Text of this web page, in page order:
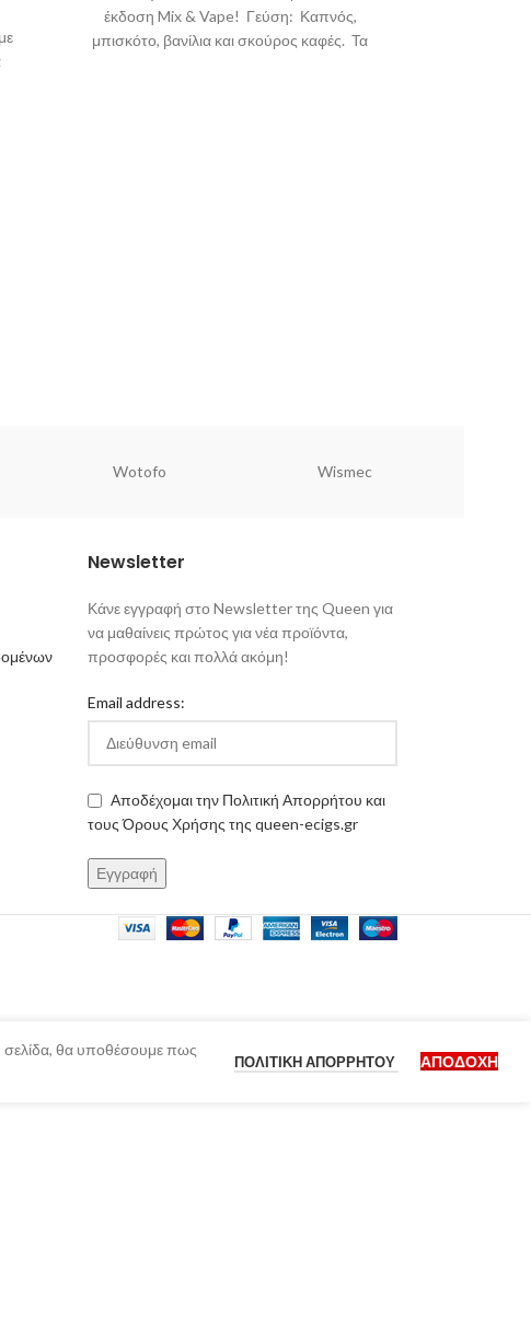
έκδοση Mix & Vape! Γεύση: Καπνός,
μπισκότο, βανίλια και σκούρος καφές. Τα
Wotofo Wismec
Newsletter
Κάνε εγγραφή στο Newsletter της Queen για
να μαθαίνεις πρώτος για νέα προϊόντα,
προσφορές και πολλά ακόμη!
Email address:
Αποδέχομαι την Πολιτική Απορρήτου και
τους Όρους Χρήσης της queen-ecigs.gr
σελίδα, θα υποθέσουμε πως
ΠΟΛΙΤΙΚΉ ΑΠΟΡΡΉΤΟΥ ΑΠΟΔΟΧΉ